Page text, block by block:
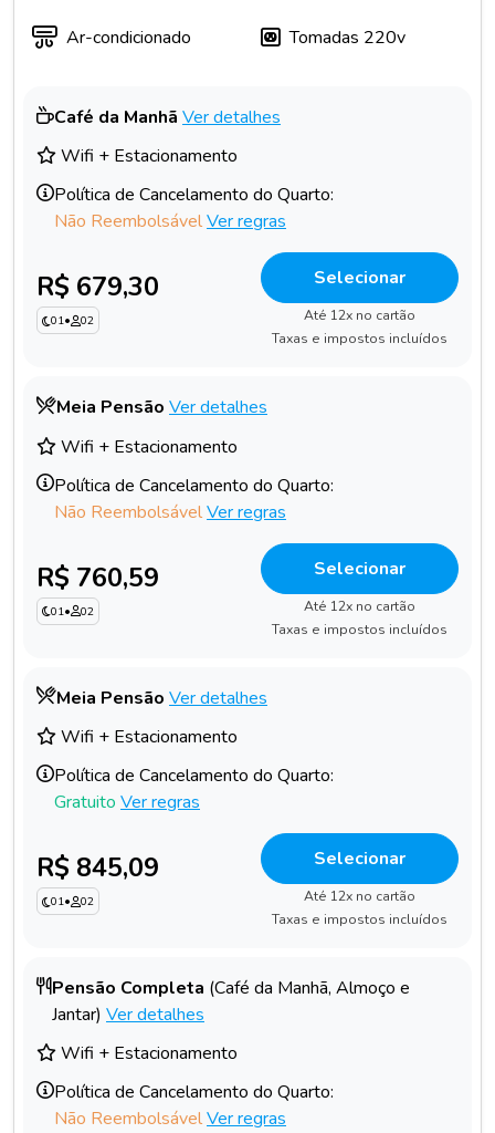
Ar-condicionado Tomadas 220v
Café da Manhã Ver detalhes
Wifi + Estacionamento
Política de Cancelamento do Quarto:
Não ReembolsávelVer regras
R$ 679,30
01• 02
Selecionar
Até 12x no cartão
Taxas e impostos incluídos
Meia Pensão Ver detalhes
Wifi + Estacionamento
Política de Cancelamento do Quarto:
Não ReembolsávelVer regras
R$ 760,59
01• 02
Selecionar
Até 12x no cartão
Taxas e impostos incluídos
Meia Pensão Ver detalhes
Wifi + Estacionamento
Política de Cancelamento do Quarto:
Gratuito Ver regras
R$ 845,09
01• 02
Selecionar
Até 12x no cartão
Taxas e impostos incluídos
Pensão Completa (Café da Manhã, Almoço e
Jantar) Ver detalhes
Wifi + Estacionamento
Política de Cancelamento do Quarto:
Não ReembolsávelVer regras